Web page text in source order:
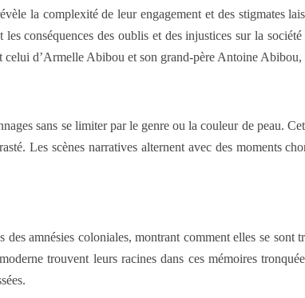
la complexité de leur engagement et des stigmates
conséquences des oublis et des injustices sur la
d’Armelle Abibou et son grand-père Antoine
sans se limiter par le genre ou la couleur de peau.
Les scènes narratives alternent avec des moments
amnésies coloniales, montrant comment elles se sont
trouvent leurs racines dans ces mémoires